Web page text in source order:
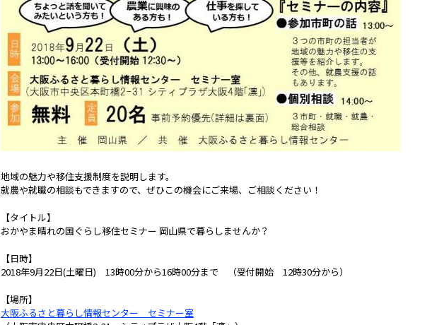
地域の魅力や移住支援制度を説明します。
就農や就職の相談もできますので、ぜひこの機会にご来場、ご相談ください！
【タイトル】
おかやま晴れの国ぐらし移住セミナー 岡山県で暮らしませんか？
【日時】
2018年9月22日(土曜日) 13時00分から16時00分まで （受付開始 12時30分から）
【場所】
大阪ふるさと暮らし情報センター セミナー室